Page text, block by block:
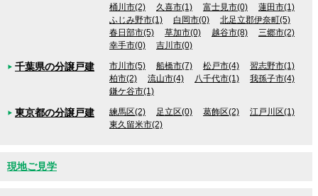
桶川市(2)
久喜市(1) 富士見市(0)
蓮田市(1)
ふじみ野市(1)
白岡市(0)
北足立郡伊奈町(5)
春日部市(5)
草加市(0) 越谷市(8)
三郷市(2)
幸手市(0)
吉川市(0)
千葉県の分譲戸建 市川市(5) 船橋市(7) 松戸市(4)
習志野市(1)
柏市(2)
流山市(4) 八千代市(1)
我孫子市(4)
鎌ケ谷市(1)
東京都の分譲戸建 練馬区(2) 足立区(0) 葛飾区(2)
江戸川区(1)
東久留米市(2)
現地ご見学